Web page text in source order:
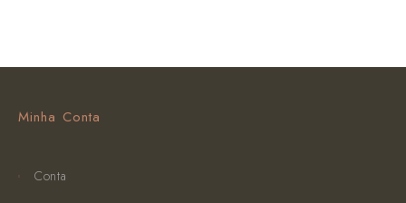
Minha Conta
Conta